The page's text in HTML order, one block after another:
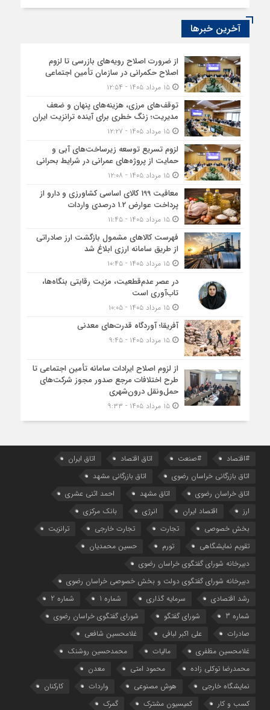
آخرین خبرها
از ضرورت اصلاح رویه‌های بازرسی تا لزوم
اصلاح حکمرانی در سازمان تأمین اجتماعی
۱۵ مرداد ۱۴۰۵ - ۱۲:۵۴
توقف‌های مرزی، هزینه‌های پنهان و ضعف
مدیریت؛ زنگ خطری برای آینده ترانزیت ایران
۱۵ مرداد ۱۴۰۵ - ۱۲:۲۷
لزوم تسریع توسعه زیرساخت‌های آبی و
حمایت از پروژه‌های عمرانی در شرایط بحرانی
۱۵ مرداد ۱۴۰۵ - ۱۲:۰۸
معافیت 199 کالای اساسی کشاورزی و دارو از
پرداخت عوارض 1.2 درصدی واردات
۱۵ مرداد ۱۴۰۵ - ۱۱:۴۵
فهرست کالاهای مشمول بازگشت ارز صادراتی
از طریق سامانه ارزی ابلاغ شد
۱۵ مرداد ۱۴۰۵ - ۱۰:۴۵
در عصر عدم‌قطعیت، مزیت رقابتی بنگاه‌ها،
تاب‌آوری است
۱۵ مرداد ۱۴۰۵ - ۱۰:۰۵
آفریقا؛ آوردگاه قدرت‌های معدنی
۱۵ مرداد ۱۴۰۵ - ۹:۴۵
از لزوم اصلاح ایرادات سامانه تأمین اجتماعی تا
طرح اختلافات مرجع صدور مجوز شرکت‌های
حمل‌ونقل درون‌شهری
۱۵ مرداد ۱۴۰۵ - ۹:۳۳
#اقتصاد #صنعت اتاق اقتصاد
اتاق ایران
اتاق بازرگانی خراسان رضوی
اتاق بازرگانی مشهد
اتاق خراسان رضوی
اتاق مشهد
احمد اثنی عشری
ارز
اقتصاد ایران انرژی
بانک مرکزی
بخش خصوصی
تجارت تجارت خارجی
ترانزیت
تقویم نمایشگاهی
تورم
حسین محمدیان
دبیرخانه شورای گفتگوی خراسان رضوی
دبیرخانه شورای گفتگوی دولت و بخش خصوصی خراسان رضوی
رشد اقتصادی
سرمایه گذاری شماره 1
شماره 2
شماره 3
شورای گفتگو
شورای گفتگوی خراسان رضوی
صادرات
علی اکبر لبافی
غلامحسین شافعی
غلامحسین مظفری
مالیات
محمدحسین روشنک
محمدرضا توکلی زاده
محمود امتی
معدن
نمایشگاه خارجی
هوش مصنوعی واردات
کارکنان
کسب و کار
کمیسیون مشترک گمرک